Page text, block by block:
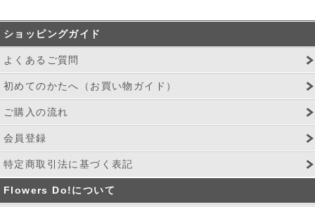
ショッピングガイド
よくあるご質問
初めてのかたへ（お買い物ガイド）
ご購入の流れ
会員登録
特定商取引法に基づく表記
Flowers Do!について